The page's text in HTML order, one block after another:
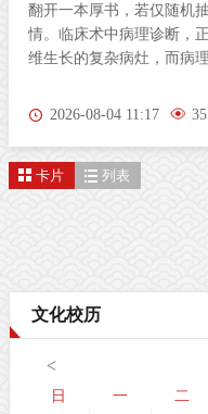
翻开一本厚书，若仅随机
情。临床术中病理诊断，
维生长的复杂病灶，而病
隙立体蔓延、分布隐匿，
队联合物理学系季敏标团
mapping of glioma
受激拉曼散射（SRS）成
术与无监督学习图像生成
2026-08-04 11:17
卡片 列表
文化校历
<
日
一 二